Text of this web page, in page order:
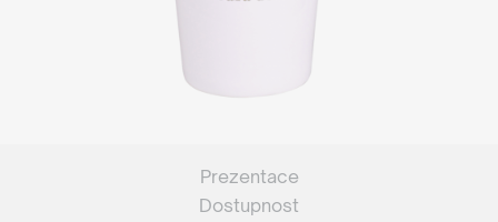
Prezentace
Dostupnost